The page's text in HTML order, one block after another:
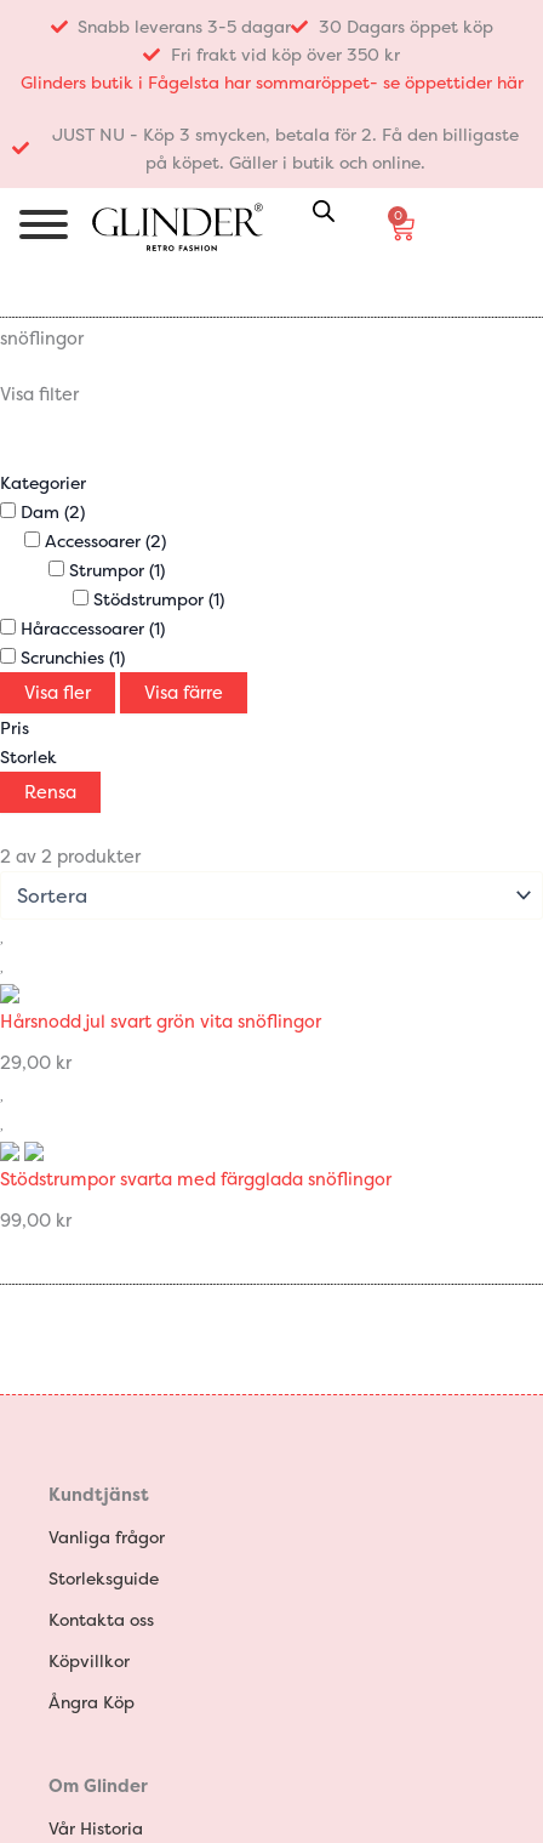
innehåll
Snabb leverans 3-5 dagar
30 Dagars öppet köp
Fri frakt vid köp över 350 kr
Glinders butik i Fågelsta har sommaröppet- se öppettider här
JUST NU - Köp 3 smycken, betala för 2. Få den billigaste
på köpet. Gäller i butik och online.
0
Varukorg
snöflingor
Visa filter
Kategorier
Dam (2)
Accessoarer (2)
Strumpor (1)
Stödstrumpor (1)
Håraccessoarer (1)
Scrunchies (1)
Visa fler Visa färre
Pris
Storlek
Rensa
2 av 2 produkter
Hårsnodd jul svart grön vita snöflingor
29,00 kr
Stödstrumpor svarta med färgglada snöflingor
99,00 kr
Kundtjänst
Vanliga frågor
Storleksguide
Kontakta oss
Köpvillkor
Ångra Köp
Om Glinder
Vår Historia